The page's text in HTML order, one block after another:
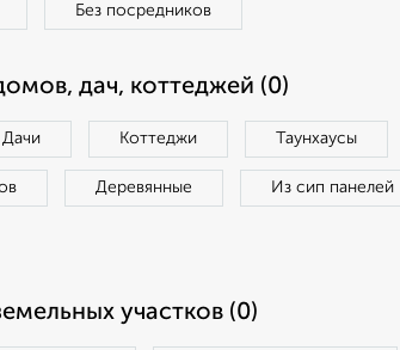
Без посредников
дач, коттеджей (0)
Дачи Коттеджи Таунхаусы
Деревянные Из сип панелей
участков (0)